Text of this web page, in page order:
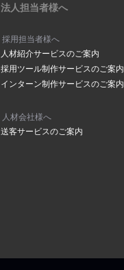
法人担当者様へ
採用担当者様へ
人材紹介サービスのご案内
採用ツール制作サービスのご案内
インターン制作サービスのご案内
人材会社様へ
送客サービスのご案内